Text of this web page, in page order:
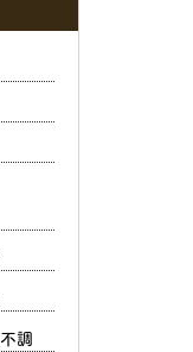
調